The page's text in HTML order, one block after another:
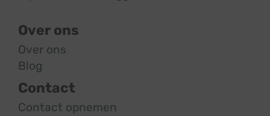
Over ons
Over ons
Blog
Contact
Contact opnemen